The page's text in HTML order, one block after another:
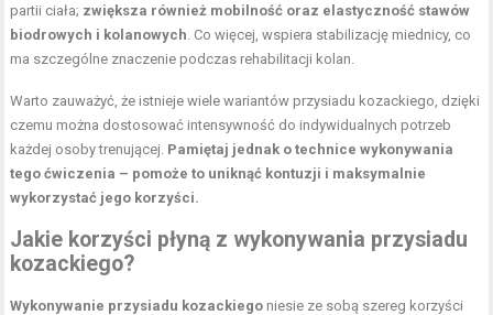
partii ciała; zwiększa również mobilność oraz elastyczność stawów
biodrowych i kolanowych . Co więcej, wspiera stabilizację miednicy, co
ma szczególne znaczenie podczas rehabilitacji kolan.
Warto zauważyć, że istnieje wiele wariantów przysiadu kozackiego, dzięki
czemu można dostosować intensywność do indywidualnych potrzeb
każdej osoby trenującej. Pamiętaj jednak o technice wykonywania
tego ćwiczenia – pomoże to uniknąć kontuzji i maksymalnie
wykorzystać jego korzyści.
Jakie korzyści płyną z wykonywania przysiadu
kozackiego?
Wykonywanie przysiadu kozackiego niesie ze sobą szereg korzyści